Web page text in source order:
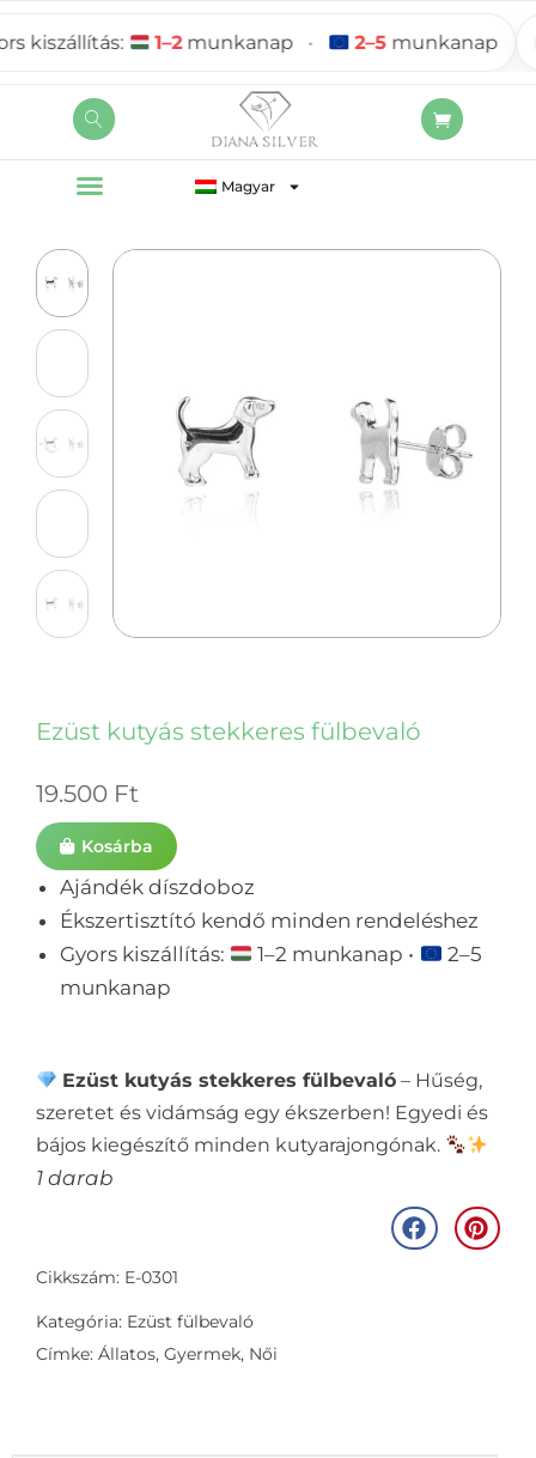
Magyar
1–2munkanap • 2–5 munkanap
Ezüst kutyás stekkeres fülbevaló
19.500 Ft
Kosárba
Ajándék díszdoboz
Ékszertisztító kendő minden rendeléshez
Gyors kiszállítás:
1–2 munkanap •
2–5
munkanap
Ezüst kutyás stekkeres fülbevaló – Hűség,
szeretet és vidámság egy ékszerben! Egyedi és
bájos kiegészítő minden kutyarajongónak.
1 darab
Cikkszám: E-0301
Kategória: Ezüst fülbevaló
Címke: Állatos, Gyermek, Női